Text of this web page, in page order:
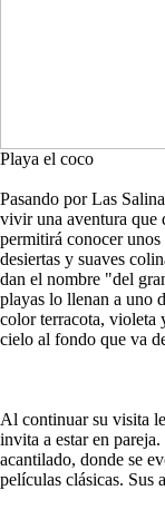
Playa el coco
Pasando por Las
vivir una aventura que
permitirá conocer unos
desiertas y suaves
dan el nombre "del
playas lo llenan a uno
color terracota, violeta
cielo al fondo que va
Al continuar su visita
invita a estar en
acantilado, donde se
películas clásicas. Sus